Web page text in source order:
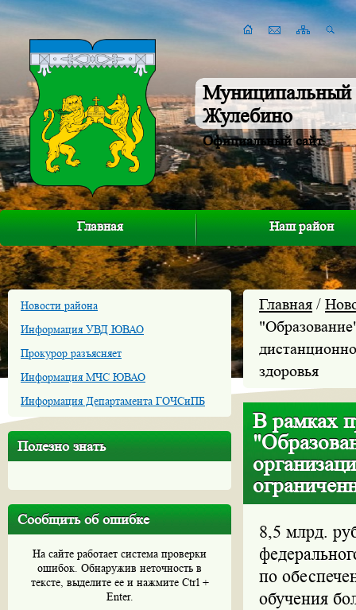
Муниципальный
Жулебино
Официальный сайт
Главная Наш район
Новости района
Информация УВД ЮВАО
Прокурор разъясняет
Информация МЧС ЮВАО
Информация Департамента ГОЧСиПБ
Полезно знать
Сообщить об ошибке
На сайте работает система проверки
ошибок. Обнаружив неточность в
тексте, выделите ее и нажмите Ctrl +
Enter.
Главная /
здоровья
В рамках
8,5 млрд.
по
обучения